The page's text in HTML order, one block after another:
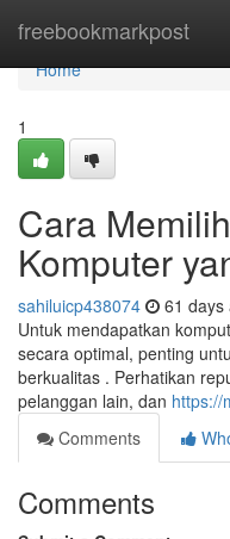
freebookmarkpost
Home
Home
1
Cara
Komputer
sahiluicp438074 61 days
Untuk mendapatkan
secara optimal, penting
berkualitas . Perhatikan
pelanggan lain, dan https://
Comments
Comments